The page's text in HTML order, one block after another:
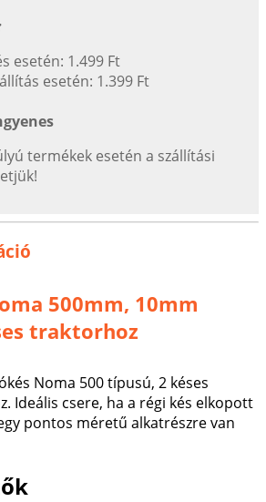
esetén: 1.499 Ft
esetén: 1.399 Ft
termékek esetén a szállítási
500mm, 10mm
traktorhoz
Noma 500 típusú, 2 késes
Ideális csere, ha a régi kés elkopott
pontos méretű alkatrészre van